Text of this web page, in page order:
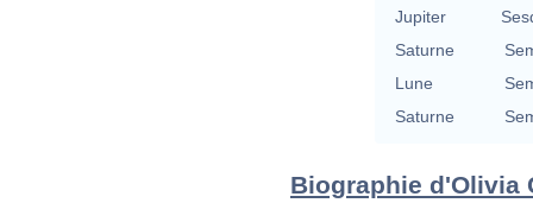
Jupiter
Saturne
Lune
Saturne
Biographie d'Olivia